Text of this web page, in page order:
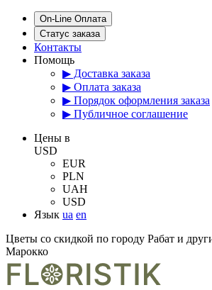
On-Line Оплата
Статус заказа
Контакты
Помощь
▶ Доставка заказа
▶ Оплата заказа
▶ Порядок оформления заказа
▶ Публичное соглашение
Цены в
USD
EUR
PLN
UAH
USD
Язык ua en
Цветы со скидкой по городу Рабат и
Марокко